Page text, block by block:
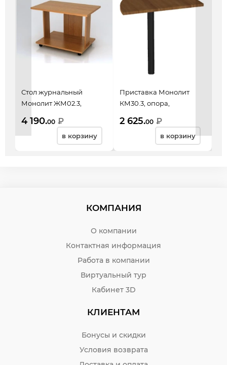
Стол журнальный
Монолит ЖМ02.3,
гварнери
4 190.00 ₽
в корзину
Приставка Монолит
КМ30.3, опора,
гварнери
2 625.00 ₽
в корзину
КОМПАНИЯ
О компании
Контактная информация
Работа в компании
Виртуальный тур
Кабинет 3D
КЛИЕНТАМ
Бонусы и скидки
Условия возврата